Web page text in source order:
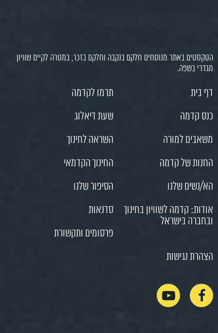
הטקסטים באתר מנוסחים חלקם בנקבה וחלקם בזכר, במטרה לקיים שוויון
מגדרי בשפה.
דף בית
תרמו לקדמה
כנס קדמה
שעת דיאלוג
משאבים למורה
השראה לחינוך
החנות של קדמה
החינוך הקדמאי
הא/נשים שלנו
הסיפור שלנו
אודות: קדמה לשוויון בחינוך
ובחברה בישראל
סדנאות
פרסומים ותקשורת
הצהרת נגישות